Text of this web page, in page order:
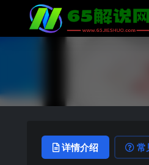
详情介绍 常